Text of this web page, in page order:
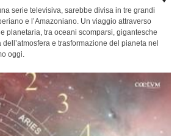
serie televisiva, sarebbe divisa in tre grandi
e l’Amazoniano. Un viaggio attraverso
planetaria, tra oceani scomparsi, gigantesche
e trasformazione del pianeta nel
oggi.